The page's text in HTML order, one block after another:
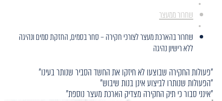
שחרור ממעצר
שחרור בהארכת מעצר לצורכי חקירה – סחר בסמים, החזקת סמים ונהיגה
ללא רישיון נהיגה
"פעולות החקירה שבוצעו לא חיזקו את החשד הסביר שנותר בעינו"
"הפעולות שנותרו לביצוע אינן בנות שיבוש"
"אינני סבור כי תיק החקירה מצדיק הארכת מעצר נוספת"